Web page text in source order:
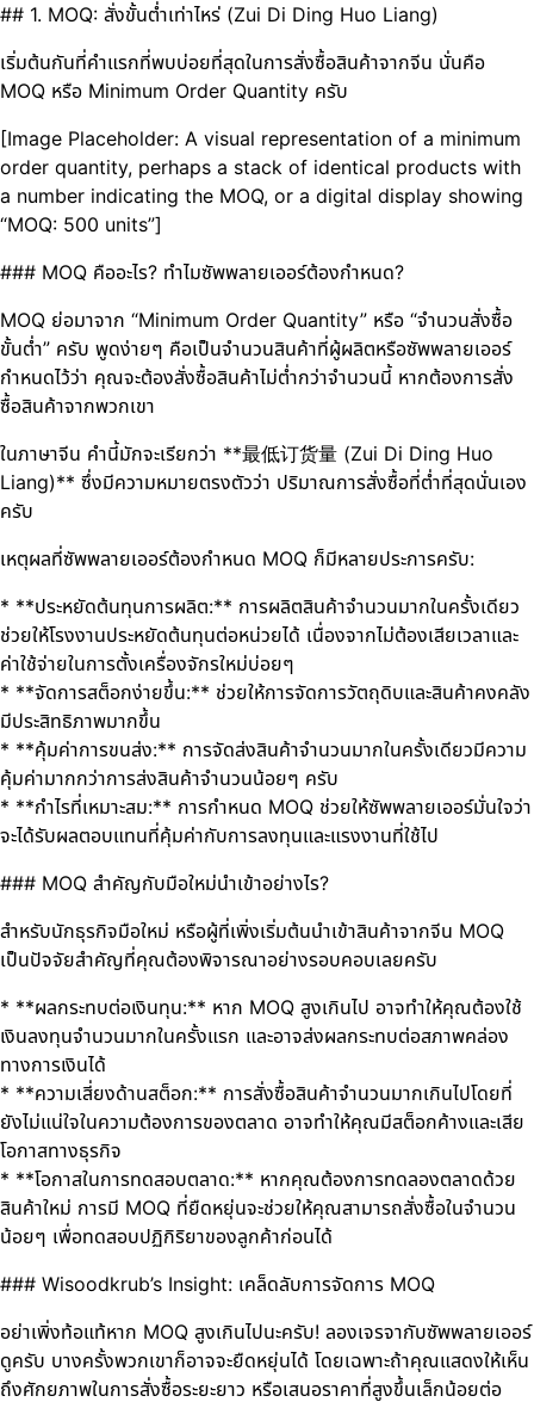
## 1. MOQ: สั่งขั้นต่ำเท่าไหร่ (Zui Di Ding Huo Liang)
เริ่มต้นกันที่คำแรกที่พบบ่อยที่สุดในการสั่งซื้อสินค้าจากจีน นั่นคือ
MOQ หรือ Minimum Order Quantity ครับ
[Image Placeholder: A visual representation of a minimum
order quantity, perhaps a stack of identical products with
a number indicating the MOQ, or a digital display showing
“MOQ: 500 units”]
### MOQ คืออะไร? ทำไมซัพพลายเออร์ต้องกำหนด?
MOQ ย่อมาจาก “Minimum Order Quantity” หรือ “จำนวนสั่งซื้อ
ขั้นต่ำ” ครับ พูดง่ายๆ คือเป็นจำนวนสินค้าที่ผู้ผลิตหรือซัพพลายเออร์
กำหนดไว้ว่า คุณจะต้องสั่งซื้อสินค้าไม่ต่ำกว่าจำนวนนี้ หากต้องการสั่ง
ซื้อสินค้าจากพวกเขา
ในภาษาจีน คำนี้มักจะเรียกว่า **最低订货量 (Zui Di Ding Huo
Liang)** ซึ่งมีความหมายตรงตัวว่า ปริมาณการสั่งซื้อที่ต่ำที่สุดนั่นเอง
ครับ
เหตุผลที่ซัพพลายเออร์ต้องกำหนด MOQ ก็มีหลายประการครับ:
* **ประหยัดต้นทุนการผลิต:** การผลิตสินค้าจำนวนมากในครั้งเดียว
ช่วยให้โรงงานประหยัดต้นทุนต่อหน่วยได้ เนื่องจากไม่ต้องเสียเวลาและ
ค่าใช้จ่ายในการตั้งเครื่องจักรใหม่บ่อยๆ
* **จัดการสต็อกง่ายขึ้น:** ช่วยให้การจัดการวัตถุดิบและสินค้าคงคลัง
มีประสิทธิภาพมากขึ้น
* **คุ้มค่าการขนส่ง:** การจัดส่งสินค้าจำนวนมากในครั้งเดียวมีความ
คุ้มค่ามากกว่าการส่งสินค้าจำนวนน้อยๆ ครับ
* **กำไรที่เหมาะสม:** การกำหนด MOQ ช่วยให้ซัพพลายเออร์มั่นใจว่า
จะได้รับผลตอบแทนที่คุ้มค่ากับการลงทุนและแรงงานที่ใช้ไป
### MOQ สำคัญกับมือใหม่นำเข้าอย่างไร?
สำหรับนักธุรกิจมือใหม่ หรือผู้ที่เพิ่งเริ่มต้นนำเข้าสินค้าจากจีน MOQ
เป็นปัจจัยสำคัญที่คุณต้องพิจารณาอย่างรอบคอบเลยครับ
* **ผลกระทบต่อเงินทุน:** หาก MOQ สูงเกินไป อาจทำให้คุณต้องใช้
เงินลงทุนจำนวนมากในครั้งแรก และอาจส่งผลกระทบต่อสภาพคล่อง
ทางการเงินได้
* **ความเสี่ยงด้านสต็อก:** การสั่งซื้อสินค้าจำนวนมากเกินไปโดยที่
ยังไม่แน่ใจในความต้องการของตลาด อาจทำให้คุณมีสต็อกค้างและเสีย
โอกาสทางธุรกิจ
* **โอกาสในการทดสอบตลาด:** หากคุณต้องการทดลองตลาดด้วย
สินค้าใหม่ การมี MOQ ที่ยืดหยุ่นจะช่วยให้คุณสามารถสั่งซื้อในจำนวน
น้อยๆ เพื่อทดสอบปฏิกิริยาของลูกค้าก่อนได้
### Wisoodkrub’s Insight: เคล็ดลับการจัดการ MOQ
อย่าเพิ่งท้อแท้หาก MOQ สูงเกินไปนะครับ! ลองเจรจากับซัพพลายเออร์
ดูครับ บางครั้งพวกเขาก็อาจจะยืดหยุ่นได้ โดยเฉพาะถ้าคุณแสดงให้เห็น
ถึงศักยภาพในการสั่งซื้อระยะยาว หรือเสนอราคาที่สูงขึ้นเล็กน้อยต่อ